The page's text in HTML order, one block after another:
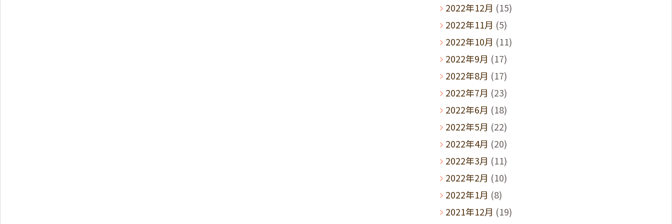
2022年12月 (15)
2022年11月 (5)
2022年10月 (11)
2022年9月 (17)
2022年8月 (17)
2022年7月 (23)
2022年6月 (18)
2022年5月 (22)
2022年4月 (20)
2022年3月 (11)
2022年2月 (10)
2022年1月 (8)
2021年12月 (19)